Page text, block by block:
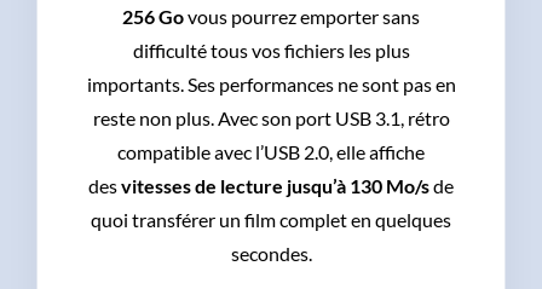
256 Govous pourrez emporter sans
difficulté tous vos fichiers les plus
importants. Ses performances ne sont pas en
reste non plus. Avec son port USB 3.1, rétro
compatible avec l’USB 2.0, elle affiche
desvitesses de lecture jusqu’à 130 Mo/sde
quoi transférer un film complet en quelques
secondes.